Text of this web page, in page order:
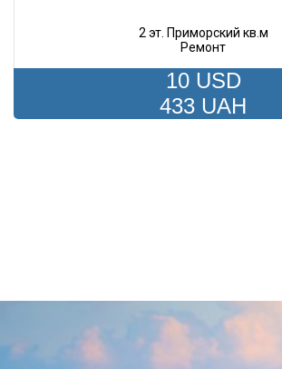
2 эт. Приморский кв.м
Ремонт
10 USD
433 UAH